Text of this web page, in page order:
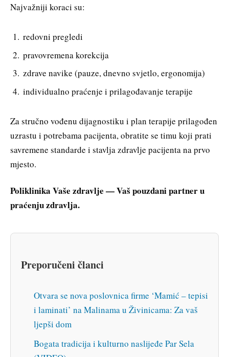
Najvažniji koraci su:
redovni pregledi
pravovremena korekcija
zdrave navike (pauze, dnevno svjetlo, ergonomija)
individualno praćenje i prilagođavanje terapije
Za stručno vođenu dijagnostiku i plan terapije prilagođen
uzrastu i potrebama pacijenta, obratite se timu koji prati
savremene standarde i stavlja zdravlje pacijenta na prvo
mjesto.
Poliklinika Vaše zdravlje — Vaš pouzdani partner u
praćenju zdravlja.
Preporučeni članci
Otvara se nova poslovnica firme ‘Mamić – tepisi
i laminati’ na Malinama u Živinicama: Za vaš
ljepši dom
Bogata tradicija i kulturno naslijeđe Par Sela